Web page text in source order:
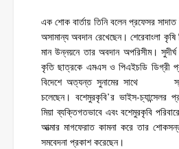
এক শোক বার্তায় তিনি বলেন প্রফেসর
অসামান্য অবদান রেখেছেন। শেরেবাংলা
মান উন্নয়নে তার অবদান অপরিসীম।
কৃতি ছাত্রকে এমএস ও পিএইচডি ডিগ্রী
বিদেশে অত্যন্ত সুনামের সাথে স্ব-
চলেছেন। বশেমুরকৃবি’র ভাইস-চ্যান্সেলর
মিয়া ব্যক্তিগতভাবে এবং বশেমুরকৃবি
আত্মার মাগফেরাত কামনা করে তার
সমবেদনা প্রকাশ করেছেন।